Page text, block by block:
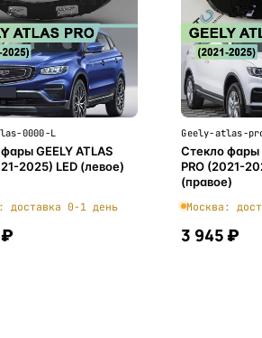
0000-L
GEELY ATLAS
2025) LED (левое)
доставка 0-1 день
Geely-atlas-
Стекло фары
PRO (2021-
(правое)
Москва:
3 945 ₽